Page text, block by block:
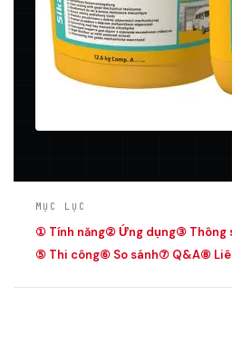
MỤC LỤC
① Tính năng② Ứng dụng③ Thông
⑤ Thi công⑥ So sánh⑦ Q&A⑧